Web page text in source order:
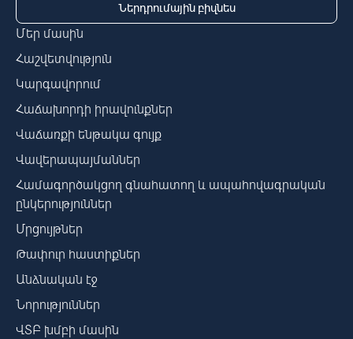
Ներդրումային բիզնես
Մեր մասին
Հաշվետվություն
Կարգավորում
Հաճախորդի իրավունքներ
Վաճառքի ենթակա գույք
Վավերապայմաններ
Համագործակցող գնահատող և ապահովագրական
ընկերություններ
Մրցույթներ
Թափուր հաստիքներ
Անձնական էջ
Նորություններ
ՎՏԲ խմբի մասին